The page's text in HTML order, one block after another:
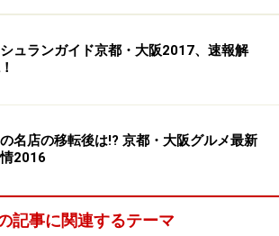
通・室町通にある中京区屈指の料亭
と知られていませんが、実はここ、仕
、安心して使える料亭でもあるので
よく働く大勢の料理人さんや仲居さん
しく、先々代や先代から受け継がれた
届いていることを感じられる心地よい
シュランガイド京都・大阪2017、速報解
名店の移転後は!? 京都・大阪グルメ最新
2016
記事に関連するテーマ